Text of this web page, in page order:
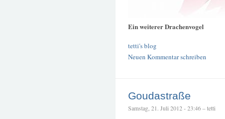
Ein weiterer Drachenvogel
tetti's blog
Neuen Kommentar schreiben
Goudastraße
Samstag, 21. Juli 2012 - 23:46 – tetti